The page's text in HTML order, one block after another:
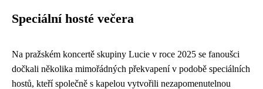
Speciální hosté večera
Na pražském koncertě skupiny Lucie v roce 2025 se fanoušci
dočkali několika mimořádných překvapení v podobě speciálních
hostů, kteří společně s kapelou vytvořili nezapomenutelnou